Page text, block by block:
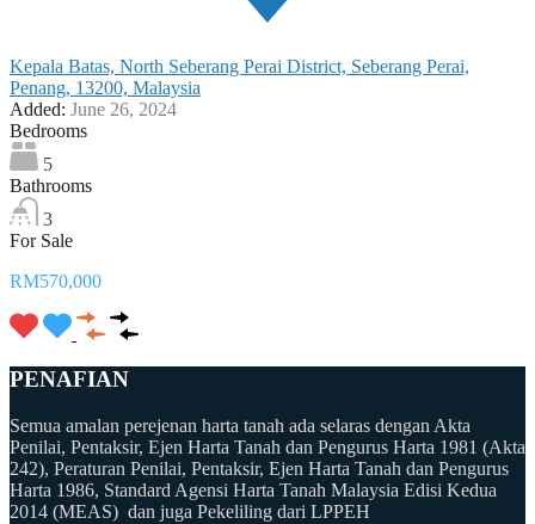
Kepala Batas, North Seberang Perai District, Seberang Perai,
Penang, 13200, Malaysia
Added: June 26, 2024
Bedrooms
5
Bathrooms
3
For Sale
RM570,000
PENAFIAN
Semua amalan perejenan harta tanah ada selaras dengan Akta
Penilai, Pentaksir, Ejen Harta Tanah dan Pengurus Harta 1981 (Akta
242), Peraturan Penilai, Pentaksir, Ejen Harta Tanah dan Pengurus
Harta 1986, Standard Agensi Harta Tanah Malaysia Edisi Kedua
2014 (MEAS) dan juga Pekeliling dari LPPEH